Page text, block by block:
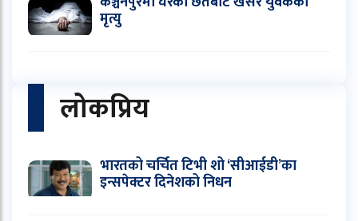
मृत्यु
लोकप्रिय
भारतको चर्चित टिभी शो ‘सीआईडी’का
इन्सपेक्टर दिनेशको निधन